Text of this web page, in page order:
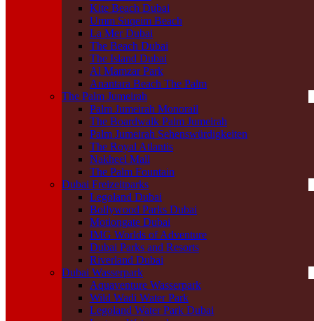
Kite Beach Dubai
Umm Suqeim Beach
La Mer Dubai
The Beach Dubai
The Island Dubai
Al Mamzar Park
Anantara Beach The Palm
The Palm Jumeirah
Palm Jumeirah Monorail
The Boardwalk Palm Jumeirah
Palm Jumeirah Sehenswürdigkeiten
The Royal Atlantis
Nakheel Mall
The Palm Fountain
Dubai Freizeitparks
Legoland Dubai
Bollywood Parks Dubai
Motiongate Dubai
IMG Worlds of Adventure
Dubai Parks and Resorts
Riverland Dubai
Dubai Wasserpark
Aquaventure Wasserpark
Wild Wadi Water Park
Legoland Water Park Dubai